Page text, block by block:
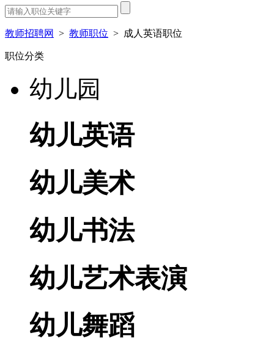
教师招聘网 > 教师职位 > 成人英语职位
职位分类
幼儿园
幼儿英语
幼儿美术
幼儿书法
幼儿艺术表演
幼儿舞蹈